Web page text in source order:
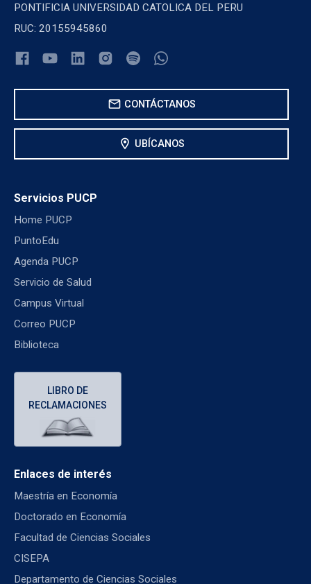
PONTIFICIA UNIVERSIDAD CATOLICA DEL PERU
RUC: 20155945860
mail CONTÁCTANOS
location_on UBÍCANOS
Servicios PUCP
Home PUCP
PuntoEdu
Agenda PUCP
Servicio de Salud
Campus Virtual
Correo PUCP
Biblioteca
LIBRO DE
RECLAMACIONES
Enlaces de interés
Maestría en Economía
Doctorado en Economía
Facultad de Ciencias Sociales
CISEPA
Departamento de Ciencias Sociales